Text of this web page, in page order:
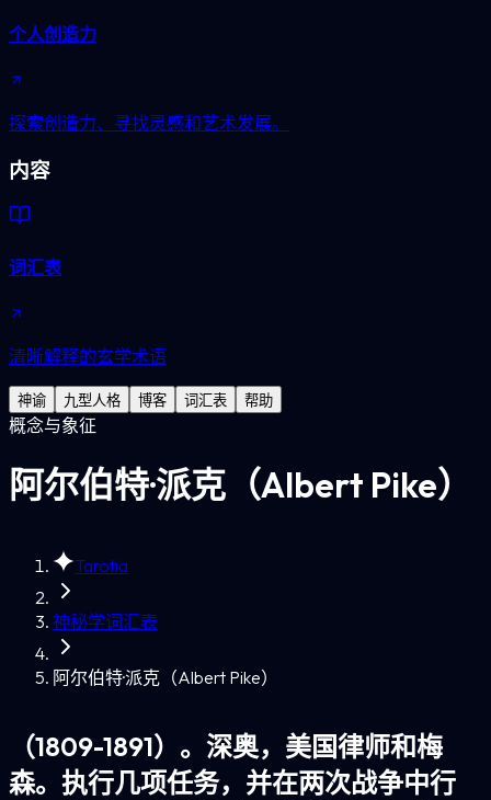
个人创造力
探索创造力、寻找灵感和艺术发展。
内容
词汇表
清晰解释的玄学术语
神谕 九型人格 博客 词汇表 帮助
概念与象征
阿尔伯特·派克（Albert Pike）
Tarotia
神秘学词汇表
阿尔伯特·派克（Albert Pike）
（1809-1891）。深奥，美国律师和梅
森。执行几项任务，并在两次战争中行